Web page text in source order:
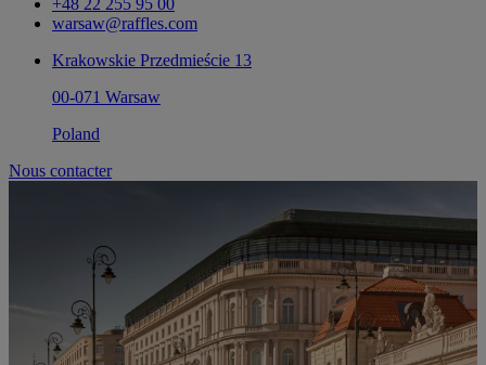
+48 22 255 95 00
warsaw@raffles.com
Krakowskie Przedmieście 13
00-071 Warsaw
Poland
Nous contacter